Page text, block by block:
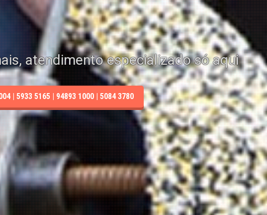
atendimento especializado só aqui
| 5933 5165 | 94893 1000 | 5084 3780